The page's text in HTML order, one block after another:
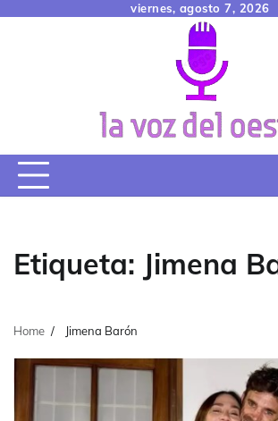
viernes, agosto 7, 2026
Etiqueta: Jimena
Home Jimena Barón